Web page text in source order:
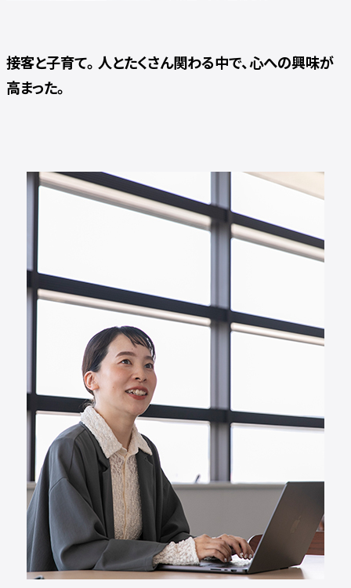
接客と子育て。人とたくさん関わる中で、心への興味が
高まった。